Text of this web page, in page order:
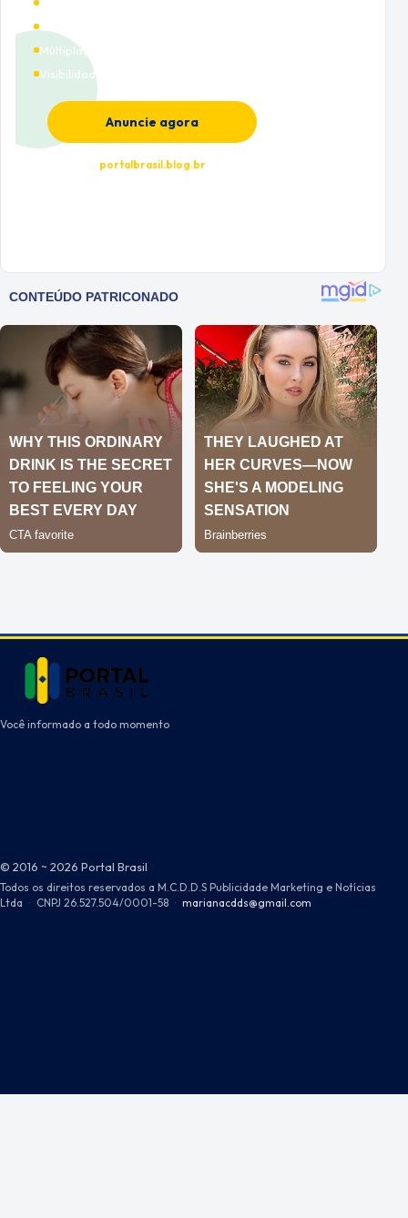
Múltiplas categorias
Visibilidade premium
Anuncie agora
portalbrasil.blog.br
Você informado a todo momento
© 2016 ~ 2026 Portal Brasil
Todos os direitos reservados a M.C.D.D.S Publicidade Marketing e Notícias
Ltda · CNPJ 26.527.504/0001-58 · marianacdds@gmail.com